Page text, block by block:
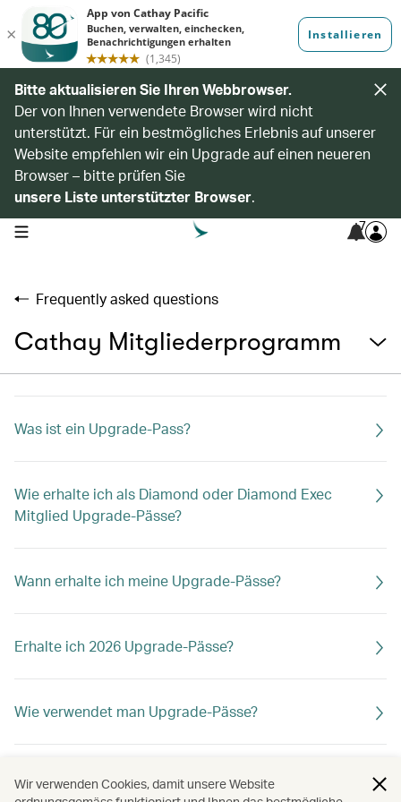
Bitte aktualisieren Sie Ihren Webbrowser.
Der von Ihnen verwendete Browser wird nicht
unterstützt. Für ein bestmögliches Erlebnis auf unserer
Website empfehlen wir ein Upgrade auf einen neueren
Browser – bitte prüfen Sie
unsere Liste unterstützter Browser.
open navigation menu 7
Frequently asked questions
Cathay Mitgliederprogramm
Was ist ein Upgrade-Pass?
Wie erhalte ich als Diamond oder Diamond Exec
Mitglied Upgrade-Pässe?
Wann erhalte ich meine Upgrade-Pässe?
Erhalte ich 2026 Upgrade-Pässe?
Wie verwendet man Upgrade-Pässe?
Basieren meine Asia Miles, Statuspunkte und
Reisevorteile auf der Reiseklasse des Upgrades?
Wir verwenden Cookies, damit unsere Website